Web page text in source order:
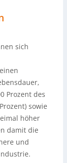
sich
Prozent des
sowie
höher
damit die
und